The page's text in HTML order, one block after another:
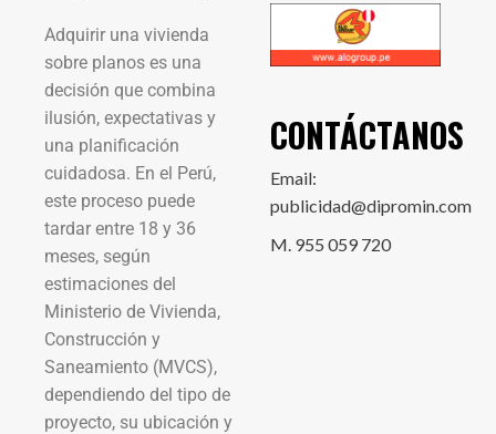
Adquirir una vivienda
sobre planos es una
decisión que combina
ilusión, expectativas y
una planificación
cuidadosa. En el Perú,
este proceso puede
tardar entre 18 y 36
meses, según
estimaciones del
Ministerio de Vivienda,
Construcción y
Saneamiento (MVCS),
dependiendo del tipo de
proyecto, su ubicación y
CONTÁCTANOS
Email:
publicidad@dipromin.com
M. 955 059 720